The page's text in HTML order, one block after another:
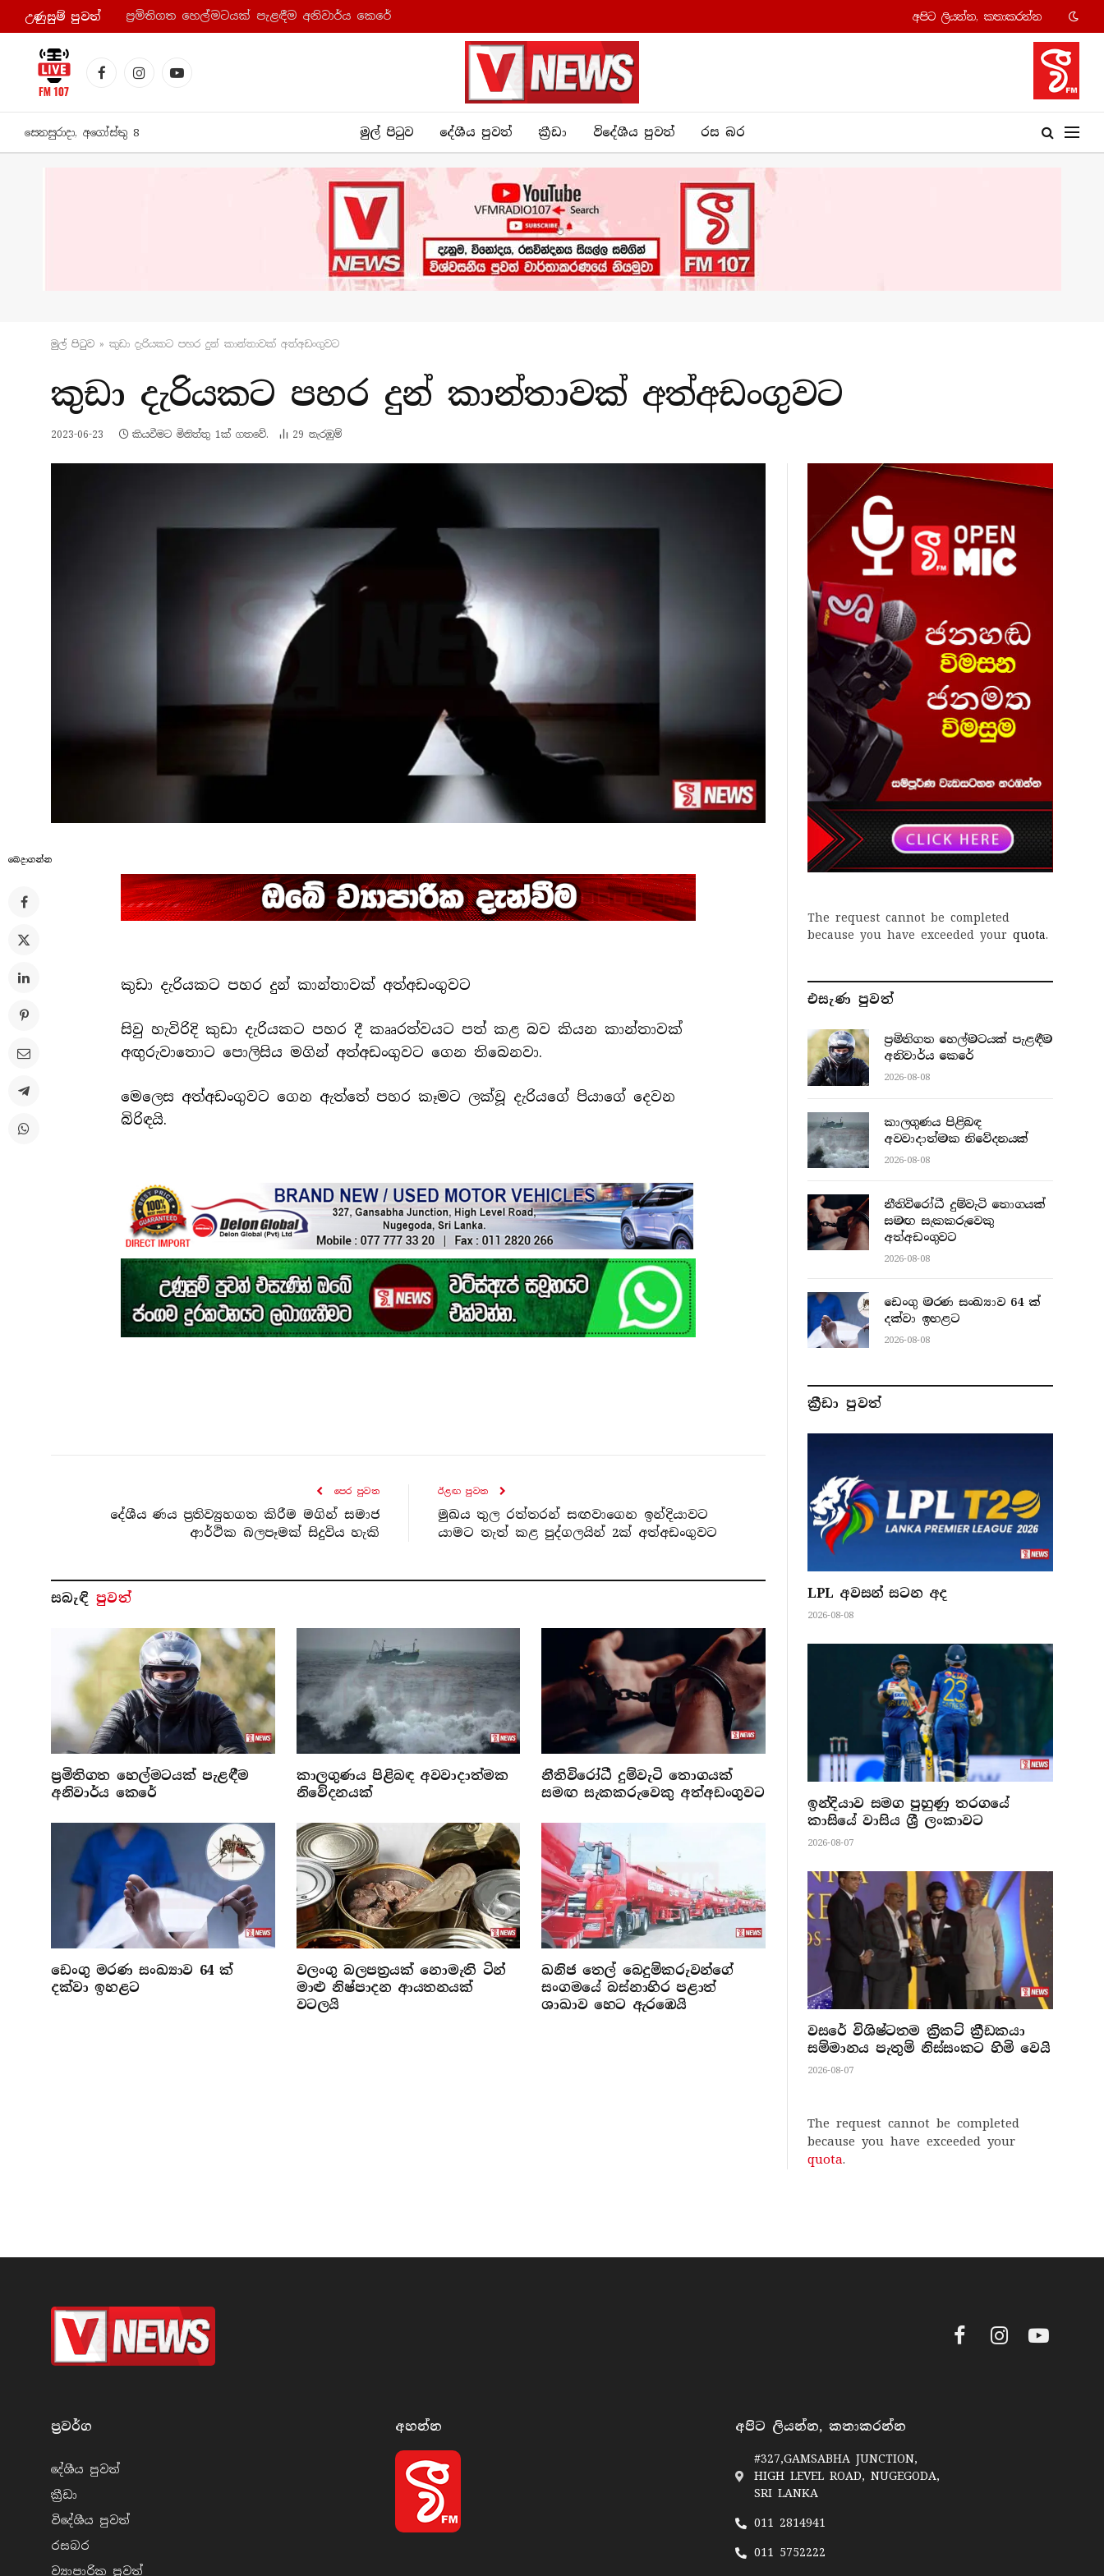
උණුසුම් පුව​ත් ප්‍රමිතිගත හෙල්මටයක් පැළඳීම අනිවාර්ය කෙරේ අපි​ට ලියන්න, කතාකරන්​න
FacebookInstagramYouTube
සෙනසුරාදා, අගෝස්තු 8 මුල් පිටුව දේශීය පුව​ත් ක්‍රී​ඩා විදේශීය පුවත් රස බ​ර
මුල් පිටු​ව » කුඩා දැරියකට පහර දුන් කාන්තාවක් අත්අඩංගුවට
කුඩා දැරියකට පහර දුන් කාන්තාවක් අත්අඩංගුවට
2023-06-23 කියවීමට මිනිත්තු 1ක් ගතවේ. 29 නැරඹු​ම්
බෙදාගන්​න
කුඩා දැරියකට පහර දුන් කාන්තාවක් අත්අඩංගුවට
සිවු හැවිරිදි කුඩා දැරියකට පහර දී කෲරත්වයට පත් කළ බව කියන කාන්තාවක්
අඟුරුවාතොට පොලිසිය මගින් අත්අඩංගුවට ගෙන තිබෙනවා.
මෙලෙස අත්අඩංගුවට ගෙන ඇත්තේ පහර කෑමට ලක්වූ දැරියගේ පියාගේ දෙවන
බිරිඳයි.
පෙර පුව​ත
දේශීය ණය ප්‍රතිව්‍යුහගත කිරීම මගින් සමාජ
ආර්ථික බලපෑමක් සිදුවිය හැකි
ඊළඟ පුව​ත
මුඛය තුල රත්තරන් සඟවාගෙන ඉන්දියාවට
යාමට තැත් කළ පුද්ගලයින් 2ක් අත්අඩංගුවට
සබැ​ඳි පුවත්
ප්‍රමිතිගත හෙල්මටයක් පැළඳීම
අනිවාර්ය කෙරේ
කාලගුණය පිළිබඳ අවවාදාත්මක
නිවේදනයක්
නීතිවිරෝධී දුම්වැටි තොගයක්
සමඟ සැකකරුවෙකු අත්අඩංගුවට
ඩෙංගු මරණ සංඛ්‍යාව 64 ක්
දක්වා ඉහළට
වලංගු බලපත්‍රයක් නොමැති ටින්
මාළු නිෂ්පාදන ආයතනයක්
වටලයි
ඛනිජ තෙල් බෙදුම්කරුවන්ගේ
සංගමයේ බස්නාහිර පළාත්
ශාඛාව හෙට ඇරඹෙයි
The request cannot be completed
because you have exceeded your quota.
එසැණ පුව​ත්
ප්‍රමිතිගත හෙල්මටයක් පැළඳීම
අනිවාර්ය කෙරේ
2026-08-08
කාලගුණය පිළිබඳ
අවවාදාත්මක නිවේදනයක්
2026-08-08
නීතිවිරෝධී දුම්වැටි තොගයක්
සමඟ සැකකරුවෙකු
අත්අඩංගුවට
2026-08-08
ඩෙංගු මරණ සංඛ්‍යාව 64 ක්
දක්වා ඉහළට
2026-08-08
ක්‍රීඩා පුවත්
LPL අවසන් සටන අද
2026-08-08
ඉන්දියාව සමග පුහුණු තරගයේ
කාසියේ වාසිය ශ්‍රී ලංකාවට
2026-08-07
වසරේ විශිෂ්ටතම ක්‍රිකට් ක්‍රීඩකයා
සම්මානය පැතුම් නිස්සංකට හිමි වෙයි
2026-08-07
The request cannot be completed
because you have exceeded your
quota.
FacebookInstagramYouTube
ප්‍රවර්​ග
දේශීය පුව​ත්
ක්‍රී​ඩා
විදේශීය පුව​ත්
රසබ​ර
ව්‍යාපාරික පුව​ත්
අහන්​න අපිට ලියන්න, කතාකරන්න
#327,GAMSABHA JUNCTION,
HIGH LEVEL ROAD, NUGEGODA,
SRI LANKA
011 2814941
011 5752222